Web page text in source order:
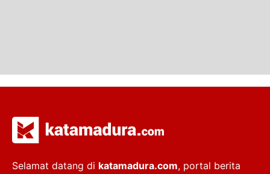
Selamat datang di katamadura.com, portal berita